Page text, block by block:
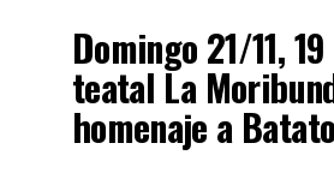
Domingo 21/11,
teatal La
homenaje a